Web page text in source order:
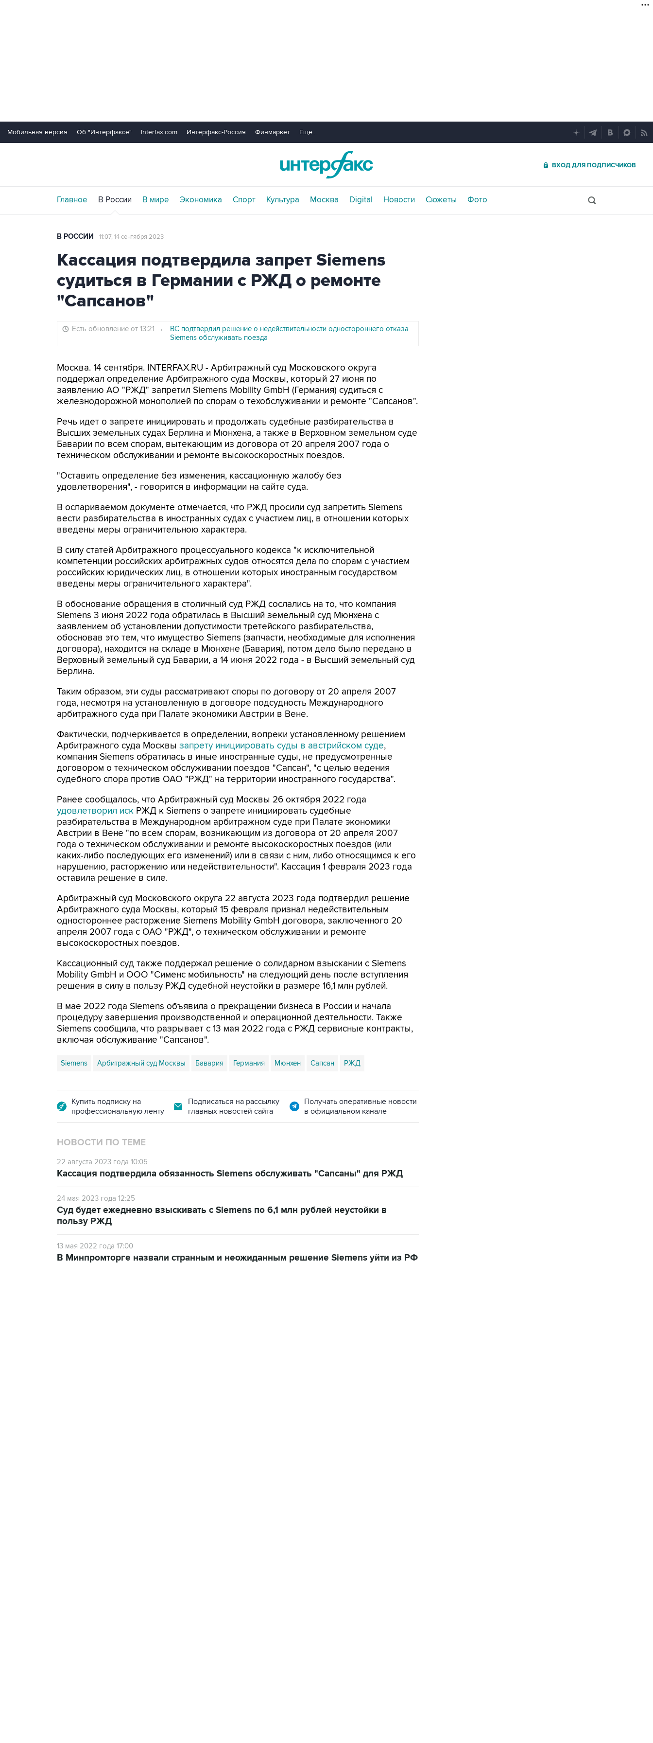
Мобильная версия Об "Интерфаксе" Interfax.com Интерфакс-Россия Финмаркет Еще...
ВХОД ДЛЯ ПОДПИСЧИКОВ
Главное В России В мире Экономика Спорт Культура Москва Digital Новости Сюжеты Фото
В РОССИИ 11:07, 14 сентября 2023
Кассация подтвердила запрет Siemens
судиться в Германии с РЖД о ремонте
"Сапсанов"
Есть обновление от 13:21 →
ВС подтвердил решение о недействительности одностороннего отказа
Siemens обслуживать поезда
Москва. 14 сентября. INTERFAX.RU - Арбитражный суд Московского округа
поддержал определение Арбитражного суда Москвы, который 27 июня по
заявлению АО "РЖД" запретил Siemens Mobility GmbH (Германия) судиться с
железнодорожной монополией по спорам о техобслуживании и ремонте "Сапсанов".
Речь идет о запрете инициировать и продолжать судебные разбирательства в
Высших земельных судах Берлина и Мюнхена, а также в Верховном земельном суде
Баварии по всем спорам, вытекающим из договора от 20 апреля 2007 года о
техническом обслуживании и ремонте высокоскоростных поездов.
"Оставить определение без изменения, кассационную жалобу без
удовлетворения", - говорится в информации на сайте суда.
В оспариваемом документе отмечается, что РЖД просили суд запретить Siemens
вести разбирательства в иностранных судах с участием лиц, в отношении которых
введены меры ограничительною характера.
В силу статей Арбитражного процессуального кодекса "к исключительной
компетенции российских арбитражных судов относятся дела по спорам с участием
российских юридических лиц, в отношении которых иностранным государством
введены меры ограничительного характера".
В обоснование обращения в столичный суд РЖД сослались на то, что компания
Siemens 3 июня 2022 года обратилась в Высший земельный суд Мюнхена с
заявлением об установлении допустимости третейского разбирательства,
обосновав это тем, что имущество Siemens (запчасти, необходимые для исполнения
договора), находится на складе в Мюнхене (Бавария), потом дело было передано в
Верховный земельный суд Баварии, а 14 июня 2022 года - в Высший земельный суд
Берлина.
Таким образом, эти суды рассматривают споры по договору от 20 апреля 2007
года, несмотря на установленную в договоре подсудность Международного
арбитражного суда при Палате экономики Австрии в Вене.
Фактически, подчеркивается в определении, вопреки установленному решением
Арбитражного суда Москвы запрету инициировать суды в австрийском суде,
компания Siemens обратилась в иные иностранные суды, не предусмотренные
договором о техническом обслуживании поездов "Сапсан", "с целью ведения
судебного спора против ОАО "РЖД" на территории иностранного государства".
Ранее сообщалось, что Арбитражный суд Москвы 26 октября 2022 года
удовлетворил иск РЖД к Siemens о запрете инициировать судебные
разбирательства в Международном арбитражном суде при Палате экономики
Австрии в Вене "по всем спорам, возникающим из договора от 20 апреля 2007
года о техническом обслуживании и ремонте высокоскоростных поездов (или
каких-либо последующих его изменений) или в связи с ним, либо относящимся к его
нарушению, расторжению или недействительности". Кассация 1 февраля 2023 года
оставила решение в силе.
Арбитражный суд Московского округа 22 августа 2023 года подтвердил решение
Арбитражного суда Москвы, который 15 февраля признал недействительным
одностороннее расторжение Siemens Mobility GmbH договора, заключенного 20
апреля 2007 года с ОАО "РЖД", о техническом обслуживании и ремонте
высокоскоростных поездов.
Кассационный суд также поддержал решение о солидарном взыскании с Siemens
Mobility GmbH и ООО "Сименс мобильность" на следующий день после вступления
решения в силу в пользу РЖД судебной неустойки в размере 16,1 млн рублей.
В мае 2022 года Siemens объявила о прекращении бизнеса в России и начала
процедуру завершения производственной и операционной деятельности. Также
Siemens сообщила, что разрывает с 13 мая 2022 года с РЖД сервисные контракты,
включая обслуживание "Сапсанов".
Siemens Арбитражный суд Москвы Бавария Германия Мюнхен Сапсан РЖД
Купить подписку на
профессиональную ленту
Подписаться на рассылку
главных новостей сайта
Получать оперативные новости
в официальном канале
НОВОСТИ ПО ТЕМЕ
22 августа 2023 года 10:05
Кассация подтвердила обязанность Siemens обслуживать "Сапсаны" для РЖД
24 мая 2023 года 12:25
Суд будет ежедневно взыскивать с Siemens по 6,1 млн рублей неустойки в
пользу РЖД
13 мая 2022 года 17:00
В Минпромторге назвали странным и неожиданным решение Siemens уйти из РФ